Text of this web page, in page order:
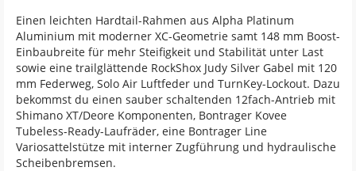
Einen leichten Hardtail-Rahmen aus Alpha Platinum
Aluminium mit moderner XC-Geometrie samt 148 mm Boost-
Einbaubreite für mehr Steifigkeit und Stabilität unter Last
sowie eine trailglättende RockShox Judy Silver Gabel mit 120
mm Federweg, Solo Air Luftfeder und TurnKey-Lockout. Dazu
bekommst du einen sauber schaltenden 12fach-Antrieb mit
Shimano XT/Deore Komponenten, Bontrager Kovee
Tubeless-Ready-Laufräder, eine Bontrager Line
Variosattelstütze mit interner Zugführung und hydraulische
Scheibenbremsen.